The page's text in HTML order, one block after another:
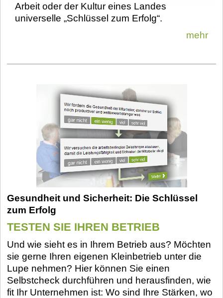
Arbeit oder der Kultur eines Landes
universelle „Schlüssel zum Erfolg“.
mehr
Gesundheit und Sicherheit: Die Schlüssel
zum Erfolg
TESTEN SIE IHREN BETRIEB
Und wie sieht es in Ihrem Betrieb aus? Möchten
sie gerne Ihren eigenen Kleinbetrieb unter die
Lupe nehmen? Hier können Sie einen
Selbstcheck durchführen und herausfinden, wie
fit Ihr Unternehmen ist: Wo sind Ihre Stärken, wo